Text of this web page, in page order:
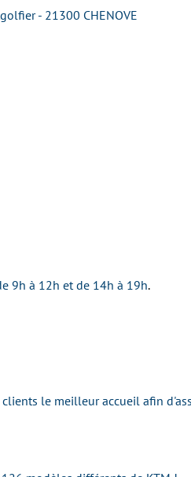
- 21300 CHENOVE
9h à 12h et de 14h à 19h.
le meilleur accueil afin